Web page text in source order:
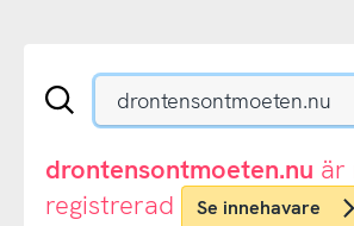
Sök
eller
domän
drontensontmoeten.nu är
registrerad
Se innehavare